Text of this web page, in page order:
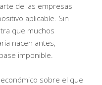
de las empresas
aplicable. Sin
que muchos
nacen antes,
imponible.
sobre el que